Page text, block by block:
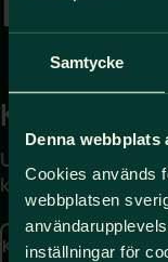
Samtycke
Denna webbplats
Cookies används
webbplatsen
inställningar för
Kontakta
Uppgifter om hur du
kontaktar oss
Kontakta oss